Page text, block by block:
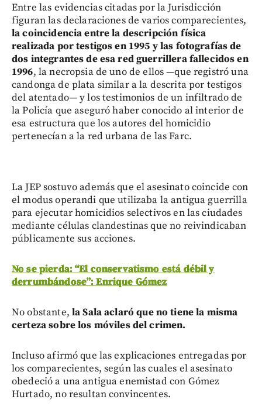
Entre las evidencias citadas por la Jurisdicción
figuran las declaraciones de varios comparecientes,
la coincidencia entre la descripción física
realizada por testigos en 1995 y las fotografías de
dos integrantes de esa red guerrillera fallecidos en
1996, la necropsia de uno de ellos —que registró una
candonga de plata similar a la descrita por testigos
del atentado— y los testimonios de un infiltrado de
la Policía que aseguró haber conocido al interior de
esa estructura que los autores del homicidio
pertenecían a la red urbana de las Farc.
La JEP sostuvo además que el asesinato coincide con
el modus operandi que utilizaba la antigua guerrilla
para ejecutar homicidios selectivos en las ciudades
mediante células clandestinas que no reivindicaban
públicamente sus acciones.
No se pierda: “El conservatismo está débil y
derrumbándose”: Enrique Gómez
No obstante, la Sala aclaró que no tiene la misma
certeza sobre los móviles del crimen.
Incluso afirmó que las explicaciones entregadas por
los comparecientes, según las cuales el asesinato
obedeció a una antigua enemistad con Gómez
Hurtado, no resultan convincentes.